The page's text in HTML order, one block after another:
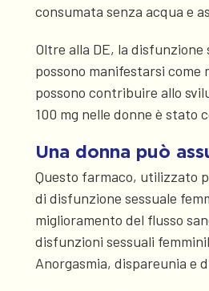
consumata senza acqua e
Oltre alla DE, la
possono manifestarsi
possono contribuire allo
100 mg nelle donne è stato
Una donna può
Questo farmaco, utilizzato
di disfunzione sessuale
miglioramento del flusso
disfunzioni sessuali
Anorgasmia, dispareunia e